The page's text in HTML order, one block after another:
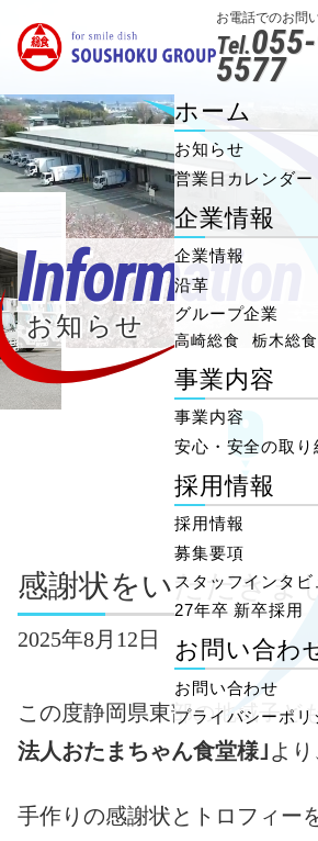
お電話でのお問
Tel.
5577
ホーム
お知らせ
営業日カレンダー
企業情報
企業情報
沿革
グループ企業
高崎総食 栃木総食
事業内容
事業内容
安心・安全の取り
採用情報
採用情報
募集要項
スタッフインタビ
27年卒 新卒採用
お問い合わ
お問い合わせ
プライバシーポリ
お知らせ
Information
感謝状をいただきま
2025年8月12日
この度静岡県東部の地域子ど
法人おたまちゃん食堂様｣ より
手作りの感謝状とトロフィー